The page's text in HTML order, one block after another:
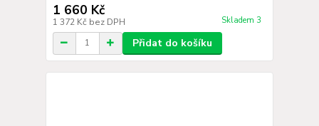
1 660 Kč
1 372 Kč bez DPH Skladem 3
Přidat do košíku